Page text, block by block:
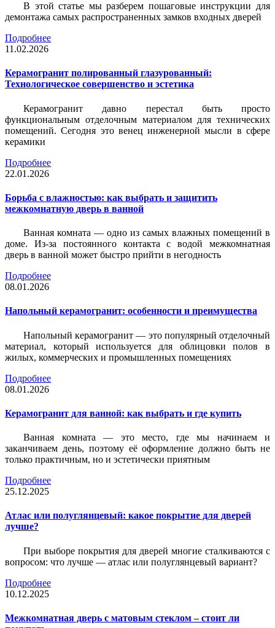
В этой статье мы разберем пошаговые инструкции для
демонтажа самых распространенных замков входных дверей
Подробнее
11.02.2026
Керамогранит полированный глазурованный:
Технологическое совершенство и эстетика
Керамогранит давно перестал быть просто
функциональным отделочным материалом для технических
помещений. Сегодня это венец инженерной мысли в сфере
керамики
Подробнее
22.01.2026
Борьба с влажностью: как выбрать и защитить
межкомнатную дверь в ванной
Ванная комната — одно из самых влажных помещений в
доме. Из-за постоянного контакта с водой межкомнатная
дверь в ванной может быстро прийти в негодность
Подробнее
08.01.2026
Напольный керамогранит: особенности и преимущества
Напольный керамогранит — это популярный отделочный
материал, который используется для облицовки полов в
жилых, коммерческих и промышленных помещениях
Подробнее
08.01.2026
Керамогранит для ванной: как выбрать и где купить
Ванная комната — это место, где мы начинаем и
заканчиваем день, поэтому её оформление должно быть не
только практичным, но и эстетически приятным
Подробнее
25.12.2025
Атлас или полуглянцевый: какое покрытие для дверей
лучше?
При выборе покрытия для дверей многие сталкиваются с
вопросом: что лучше — атлас или полуглянцевый вариант?
Подробнее
10.12.2025
Межкомнатная дверь с матовым стеклом – стоит ли